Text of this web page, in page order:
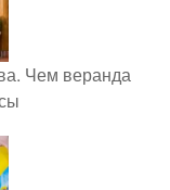
Чем веранда